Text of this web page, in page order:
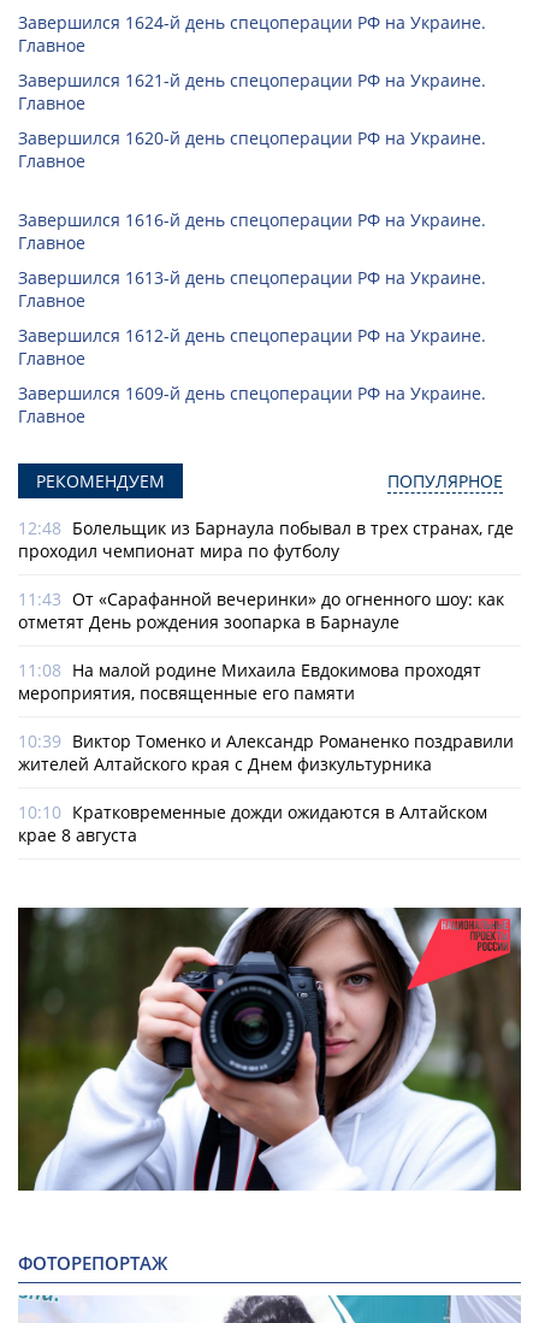
Завершился 1624-й день спецоперации РФ на Украине.
Главное
Завершился 1621-й день спецоперации РФ на Украине.
Главное
Завершился 1620-й день спецоперации РФ на Украине.
Главное
Завершился 1616-й день спецоперации РФ на Украине.
Главное
Завершился 1613-й день спецоперации РФ на Украине.
Главное
Завершился 1612-й день спецоперации РФ на Украине.
Главное
Завершился 1609-й день спецоперации РФ на Украине.
Главное
РЕКОМЕНДУЕМ ПОПУЛЯРНОЕ
12:48 Болельщик из Барнаула побывал в трех странах, где
проходил чемпионат мира по футболу
11:43 От «Сарафанной вечеринки» до огненного шоу: как
отметят День рождения зоопарка в Барнауле
11:08 На малой родине Михаила Евдокимова проходят
мероприятия, посвященные его памяти
10:39 Виктор Томенко и Александр Романенко поздравили
жителей Алтайского края с Днем физкультурника
10:10 Кратковременные дожди ожидаются в Алтайском
крае 8 августа
ФОТОРЕПОРТАЖ